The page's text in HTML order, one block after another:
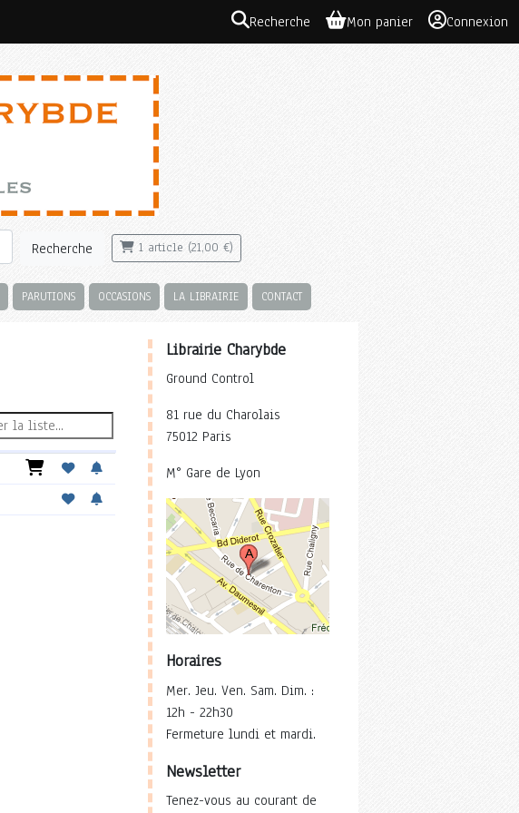
Recherche Mon panier Connexion
Recherche 1 article (21,00 €)
PARUTIONS OCCASIONS LA LIBRAIRIE CONTACT
Librairie Charybde
Ground Control
81 rue du Charolais
75012 Paris
M° Gare de Lyon
Horaires
Mer. Jeu. Ven. Sam. Dim. :
12h - 22h30
Fermeture lundi et mardi.
Newsletter
Tenez-vous au courant de